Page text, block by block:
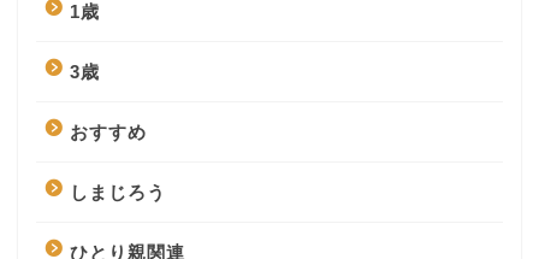
1歳
3歳
おすすめ
しまじろう
ひとり親関連